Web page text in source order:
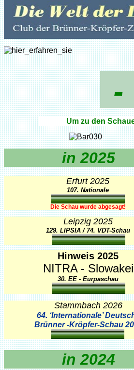
-
Um zu den
in 2025
Erfurt 2025
107. Nationale
Die Schau wurde abgesagt!
Leipzig 2025
129. LIPSIA / 74. VDT-Schau
Hinweis 2025
NITRA - Slowakei
30. EE - Eurpaschau
Stammbach 2026
64. ‘Internationale’
Brünner -Kröpfer-Schau
in 2024